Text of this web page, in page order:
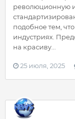
революционную
подобное тем,
индустриях.
на красиву...
25 июля, 2025